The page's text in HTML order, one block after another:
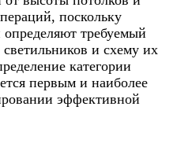
поскольку
требуемый
и схему их
категории
первым и наиболее
эффективной